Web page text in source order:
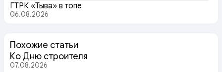
ГТРК «Тыва» в топе
06.08.2026
Похожие статьи
Ко Дню строителя
07.08.2026